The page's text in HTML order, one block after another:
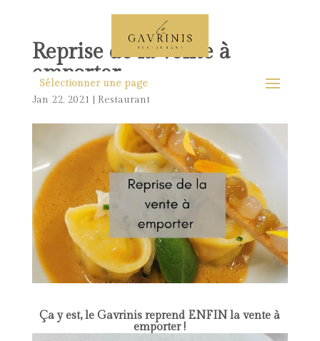
Sélectionner une page
Reprise de la vente à
emporter
Jan 22, 2021 Restaurant
Ça y est, le Gavrinis reprend ENFIN la vente à
emporter !